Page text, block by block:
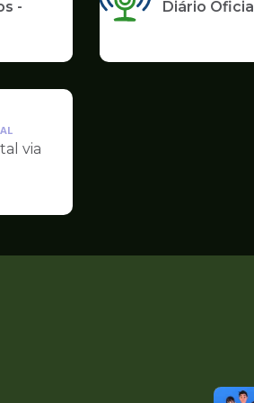
-
Diário Oficial
via